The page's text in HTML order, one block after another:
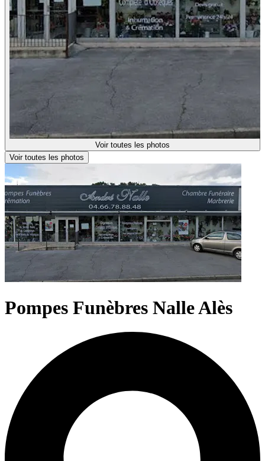
Voir toutes les photos
Voir toutes les photos
Pompes Funèbres Nalle Alès